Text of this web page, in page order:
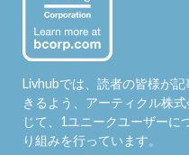
Livhubでは、読者の皆様が
きるよう、アーティクル株
じて、1ユニークユーザーに
り組みを行っています。